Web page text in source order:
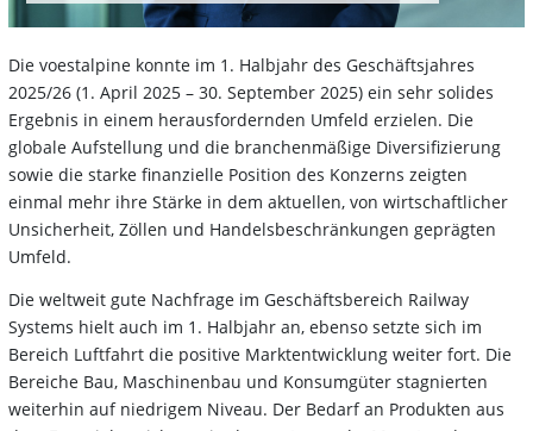
Die voestalpine konnte im 1. Halbjahr des Geschäftsjahres
2025/26 (1. April 2025 – 30. September 2025) ein sehr solides
Ergebnis in einem herausfordernden Umfeld erzielen. Die
globale Aufstellung und die branchenmäßige Diversifizierung
sowie die starke finanzielle Position des Konzerns zeigten
einmal mehr ihre Stärke in dem aktuellen, von wirtschaftlicher
Unsicherheit, Zöllen und Handelsbeschränkungen geprägten
Umfeld.
Die weltweit gute Nachfrage im Geschäftsbereich Railway
Systems hielt auch im 1. Halbjahr an, ebenso setzte sich im
Bereich Luftfahrt die positive Marktentwicklung weiter fort. Die
Bereiche Bau, Maschinenbau und Konsumgüter stagnierten
weiterhin auf niedrigem Niveau. Der Bedarf an Produkten aus